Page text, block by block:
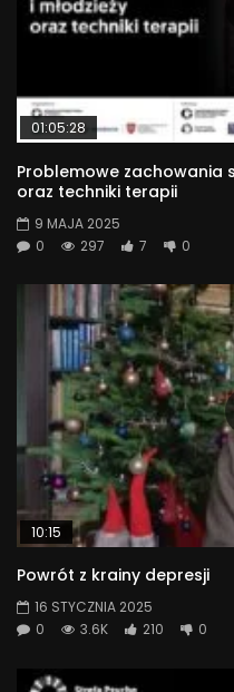
01:05:28
Problemowe zachowania
oraz techniki terapii
9 MAJA 2025
0
297 7 0
10:15
Powrót z krainy depresji
16 STYCZNIA 2025
0
3.6K 210 0